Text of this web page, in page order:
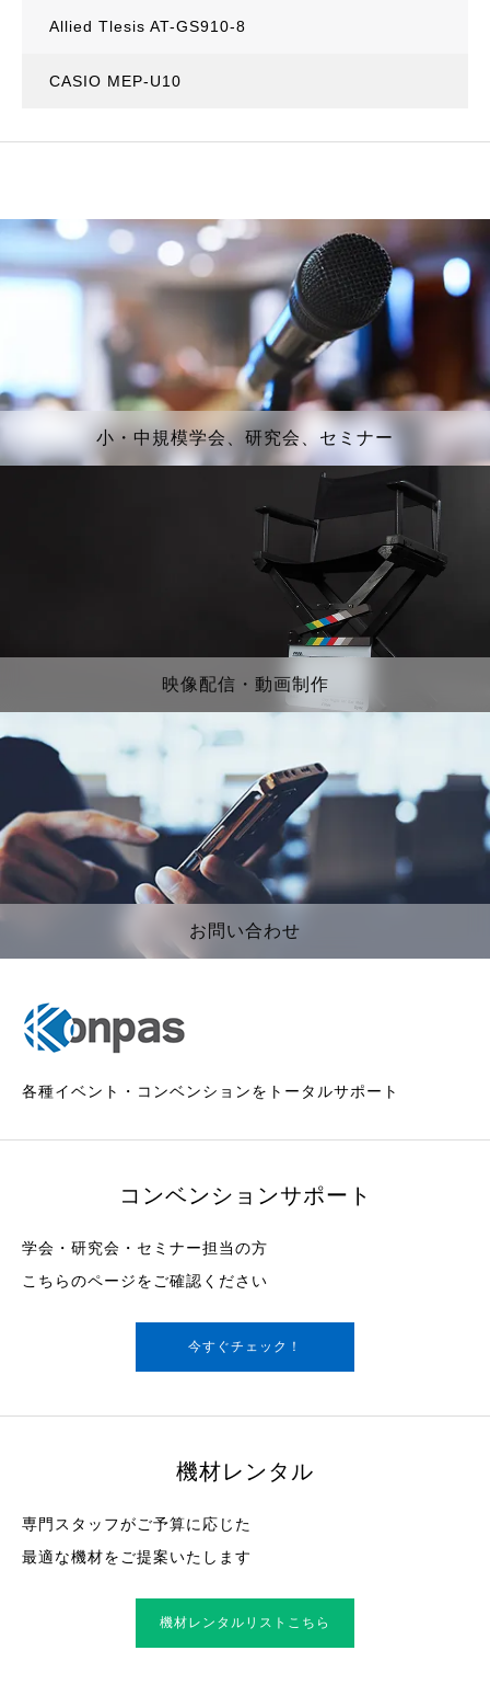
Allied Tlesis AT-GS910-8
CASIO MEP-U10
小・中規模学会、研究会、セミナー
映像配信・動画制作
お問い合わせ
各種イベント・コンベンションをトータルサポート
コンベンションサポート
学会・研究会・セミナー担当の方
こちらのページをご確認ください
今すぐチェック！
機材レンタル
専門スタッフがご予算に応じた
最適な機材をご提案いたします
機材レンタルリストこちら